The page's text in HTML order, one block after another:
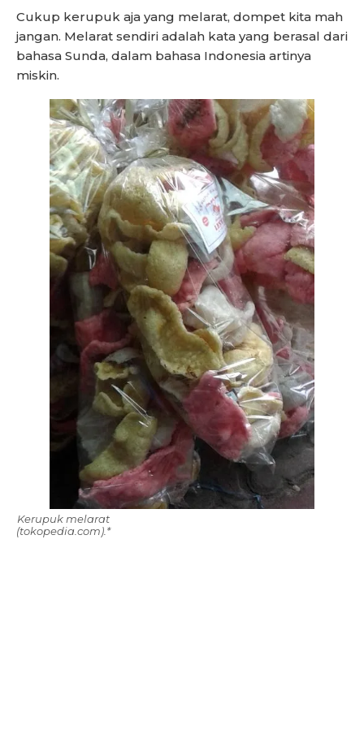
Cukup kerupuk aja yang melarat, dompet kita mah
jangan. Melarat sendiri adalah kata yang berasal dari
bahasa Sunda, dalam bahasa Indonesia artinya
miskin.
Kerupuk melarat
(tokopedia.com).*